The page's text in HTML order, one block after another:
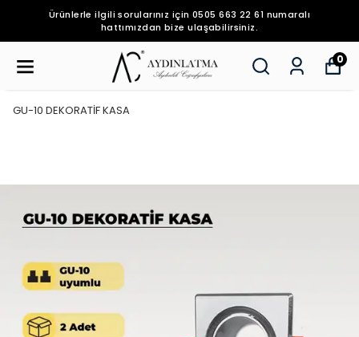
Ürünlerle ilgili sorularınız için 0505 663 22 61 numaralı
hattımızdan bize ulaşabilirsiniz.
0
GU-10 DEKORATİF KASA